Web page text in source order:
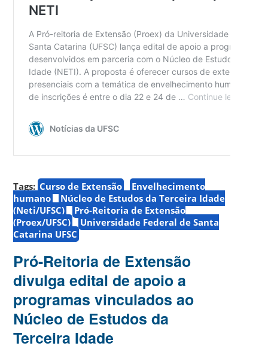
Tags: Curso de Extensão
Envelhecimento
humano
Núcleo de Estudos da Terceira Idade
(Neti/UFSC)
Pró-Reitoria de Extensão
(Proex/UFSC)
Universidade Federal de Santa
Catarina UFSC
Pró-Reitoria de Extensão
divulga edital de apoio a
programas vinculados ao
Núcleo de Estudos da
Terceira Idade